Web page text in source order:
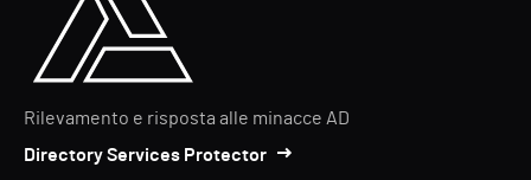
Rilevamento e risposta alle minacce AD
Directory Services Protector